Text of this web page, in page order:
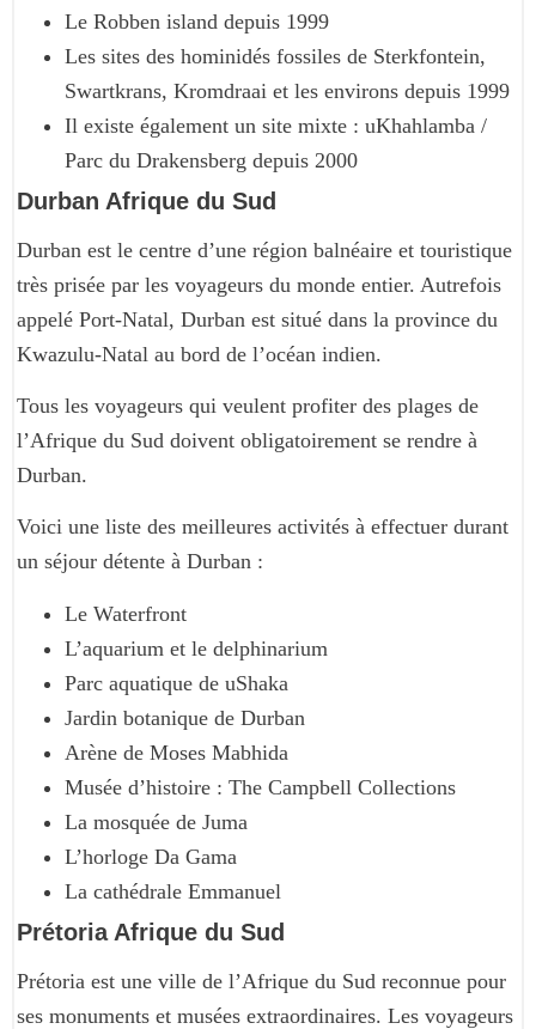
Le Robben island depuis 1999
Les sites des hominidés fossiles de Sterkfontein,
Swartkrans, Kromdraai et les environs depuis 1999
Il existe également un site mixte : uKhahlamba /
Parc du Drakensberg depuis 2000
Durban Afrique du Sud
Durban est le centre d’une région balnéaire et touristique
très prisée par les voyageurs du monde entier. Autrefois
appelé Port-Natal, Durban est situé dans la province du
Kwazulu-Natal au bord de l’océan indien.
Tous les voyageurs qui veulent profiter des plages de
l’Afrique du Sud doivent obligatoirement se rendre à
Durban.
Voici une liste des meilleures activités à effectuer durant
un séjour détente à Durban :
Le Waterfront
L’aquarium et le delphinarium
Parc aquatique de uShaka
Jardin botanique de Durban
Arène de Moses Mabhida
Musée d’histoire : The Campbell Collections
La mosquée de Juma
L’horloge Da Gama
La cathédrale Emmanuel
Prétoria Afrique du Sud
Prétoria est une ville de l’Afrique du Sud reconnue pour
ses monuments et musées extraordinaires. Les voyageurs